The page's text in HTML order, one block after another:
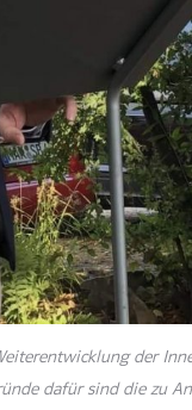
der
dafür sind die zu